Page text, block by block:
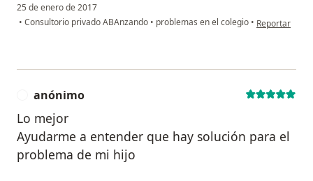
25 de enero de 2017
• Consultorio privado ABAnzando • problemas en el colegio • en opinión
Reportar
anónimo
Lo mejor
Ayudarme a entender que hay solución para el
problema de mi hijo